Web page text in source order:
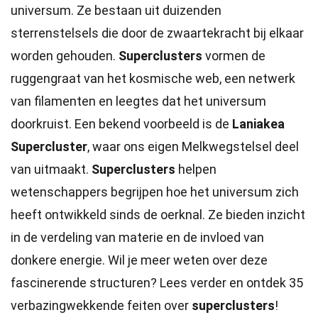
universum. Ze bestaan uit duizenden
sterrenstelsels die door de zwaartekracht bij elkaar
worden gehouden. Superclusters vormen de
ruggengraat van het kosmische web, een netwerk
van filamenten en leegtes dat het universum
doorkruist. Een bekend voorbeeld is de Laniakea
Supercluster, waar ons eigen Melkwegstelsel deel
van uitmaakt. Superclusters helpen
wetenschappers begrijpen hoe het universum zich
heeft ontwikkeld sinds de oerknal. Ze bieden inzicht
in de verdeling van materie en de invloed van
donkere energie. Wil je meer weten over deze
fascinerende structuren? Lees verder en ontdek 35
verbazingwekkende feiten over superclusters!